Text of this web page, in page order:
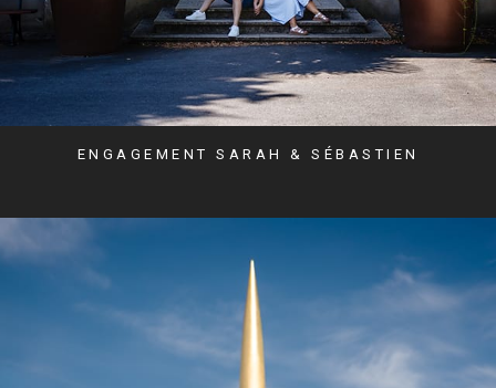
ENGAGEMENT SARAH & SÉBASTIEN